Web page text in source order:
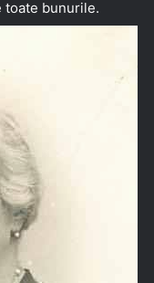
toate bunurile.